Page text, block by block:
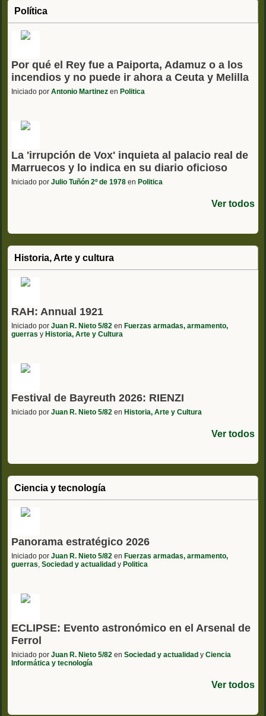
Política
Por qué el Rey fue a Paiporta, Adamuz o a los
incendios y no puede ir ahora a Ceuta y Melilla
Iniciado por Antonio Martinez en Politica
La 'irrupción de Vox' inquieta al palacio real de
Marruecos y lo indica en su diario oficioso
Iniciado por Julio Tuñón 2º de 1978 en Politica
Ver todos
Historia, Arte y cultura
RAH: Annual 1921
Iniciado por Juan R. Nieto 5/82 en Fuerzas armadas, armamento,
guerras y Historia, Arte y Cultura
Festival de Bayreuth 2026: RIENZI
Iniciado por Juan R. Nieto 5/82 en Historia, Arte y Cultura
Ver todos
Ciencia y tecnología
Panorama estratégico 2026
Iniciado por Juan R. Nieto 5/82 en Fuerzas armadas, armamento,
guerras, Sociedad y actualidad y Politica
ECLIPSE: Evento astronómico en el Arsenal de
Ferrol
Iniciado por Juan R. Nieto 5/82 en Sociedad y actualidad y Ciencia
Informática y tecnología
Ver todos